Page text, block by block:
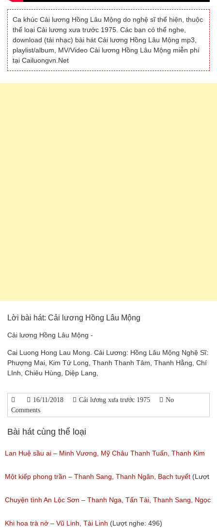
Ca khúc Cải lương Hồng Lâu Mộng do nghệ sĩ thể hiện, thuộc
thể loại Cải lương xưa trước 1975. Các bạn có thể nghe,
download (tải nhạc) bài hát Cải lương Hồng Lâu Mộng mp3,
playlist/album, MV/Video Cải lương Hồng Lâu Mộng miễn phí
tại Cailuongvn.Net
Lời bài hát: Cải lương Hồng Lâu Mộng
Cải lương Hồng Lâu Mộng -
Cai Luong Hong Lau Mong. Cải Lương: Hồng Lâu Mộng Nghệ Sĩ:
Phượng Mai, Kim Tử Long, Thanh Thanh Tâm, Thanh Hằng, Chí
LInh, Chiêu Hùng, Diệp Lang,
16/11/2018 Cải lương xưa trước 1975
No
Comments
Bài hát cùng thể loại
Lan Huệ sầu ai – Minh Vương, Mỹ Châu Thanh Tuấn, Thanh Kim
Huệ
(Lượt nghe: 2,628)
Một kiếp phong trần – Thanh Sang, Thanh Ngân, Bạch tuyết (Lượt
nghe: 925)
Chuyện tình An Lộc Sơn – Thanh Nga, Tấn Tài, Thanh Sang, Ngọc
Giàu
Khi hoa trà nở – Vũ Linh, Tài Linh (Lượt nghe: 496)